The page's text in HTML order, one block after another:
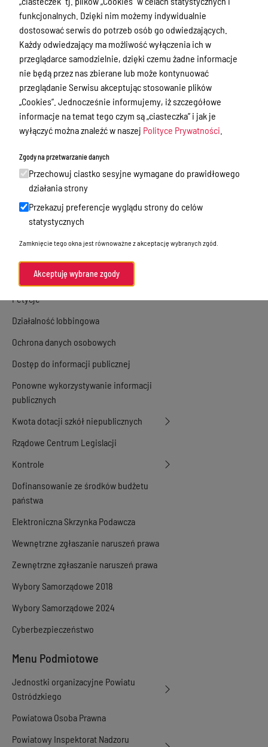
Nieodpłatna Pomoc Prawna
Akty Prawne
Rejestry, ewidencje i archiwa
Budżet
Organizacja działania samorządu
powiatowego
Organy Powiatu
Porozumienia i umowy
Zamierzenia i programy
Powiatowy Rzecznik Konsumentów
Konsultacje społeczne
Petycje
Działalność lobbingowa
Ochrona danych osobowych
Dostęp do informacji publicznej
Ponowne wykorzystywanie informacji
publicznych
Kwota dotacji szkół niepublicznych
Rządowe Centrum Legislacji
Kontrole
Dofinansowanie ze środków budżetu
państwa
Elektroniczna Skrzynka Podawcza
Wewnętrzne zgłaszanie naruszeń prawa
Zewnętrzne zgłaszanie naruszeń prawa
Wybory Samorządowe 2018
Wybory Samorządowe 2024
Cyberbezpieczeństwo
Menu Podmiotowe
Jednostki organizacyjne Powiatu
Ostródzkiego
Powiatowa Osoba Prawna
Powiatowy Inspektorat Nadzoru
funkcjonalnych. Dzięki nim możemy indywidualnie
dostosować serwis do potrzeb osób go odwiedzających.
Każdy odwiedzający ma możliwość wyłączenia ich w
przeglądarce samodzielnie, dzięki czemu żadne informacje
nie będą przez nas zbierane lub może kontynuować
przeglądanie Serwisu akceptując stosowanie plików
„Cookies”. Jednocześnie informujemy, iż szczegółowe
informacje na temat tego czym są „ciasteczka” i jak je
wyłączyć można znaleźć w naszej Polityce Prywatności
Zgody na przetwarzanie danych
Przechowuj ciastko sesyjne wymagane do prawidłowego
działania strony
Przekazuj preferencje wyglądu strony do celów
statystycznych
Zamknięcie tego okna jest równoważne z akceptację wybranych zgód.
Akceptuję wybrane zgody